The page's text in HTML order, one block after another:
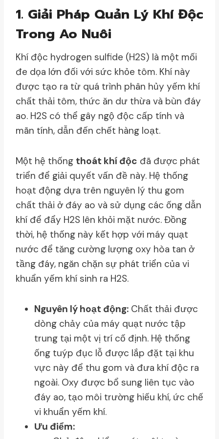
1. Giải Pháp Quản Lý Khí Độc
Trong Ao Nuôi
Khí độc hydrogen sulfide (H2​S) là một mối
đe dọa lớn đối với sức khỏe tôm. Khí này
được tạo ra từ quá trình phân hủy yếm khí
chất thải tôm, thức ăn dư thừa và bùn đáy
ao. H2​S có thể gây ngộ độc cấp tính và
mãn tính, dẫn đến chết hàng loạt.
Một hệ thống thoát khí độc đã được phát
triển để giải quyết vấn đề này. Hệ thống
hoạt động dựa trên nguyên lý thu gom
chất thải ở đáy ao và sử dụng các ống dẫn
khí để đẩy H2​S lên khỏi mặt nước. Đồng
thời, hệ thống này kết hợp với máy quạt
nước để tăng cường lượng oxy hòa tan ở
tầng đáy, ngăn chặn sự phát triển của vi
khuẩn yếm khí sinh ra H2​S.
Nguyên lý hoạt động: Chất thải được
dòng chảy của máy quạt nước tập
trung tại một vị trí cố định. Hệ thống
ống tuýp đục lỗ được lắp đặt tại khu
vực này để thu gom và đưa khí độc ra
ngoài. Oxy được bổ sung liên tục vào
đáy ao, tạo môi trường hiếu khí, ức chế
vi khuẩn yếm khí.
Ưu điểm: